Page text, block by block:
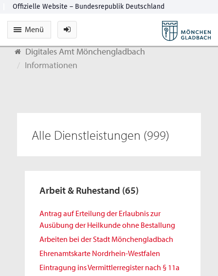
Menü
Digitales Amt Mönchengladbach
Informationen
Alle Dienstleistungen (999)
Arbeit & Ruhestand (65)
Antrag auf Erteilung der Erlaubnis zur
Ausübung der Heilkunde ohne Bestallung
Arbeiten bei der Stadt Mönchengladbach
Ehrenamtskarte Nordrhein-Westfalen
Eintragung ins Vermittlerregister nach § 11a